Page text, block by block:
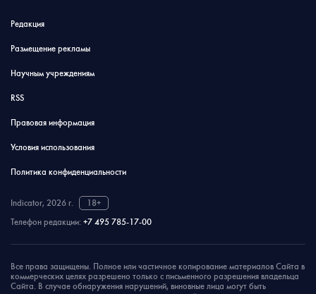
Редакция
Размещение рекламы
Научным учреждениям
RSS
Правовая информация
Условия использования
Политика конфиденциальности
Indicator, 2026 г.
18+
Телефон редакции: +7 495 785-17-00
Все права защищены. Полное или частичное копирование материалов Сайта в
коммерческих целях разрешено только с письменного разрешения владельца
Сайта. В случае обнаружения нарушений, виновные лица могут быть